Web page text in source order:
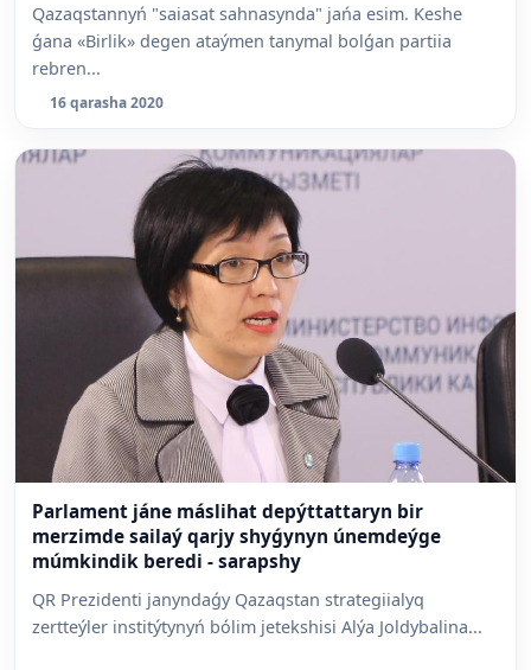
Qazaqstannyń "saiasat sahnasynda" jańa esim. Keshe
ǵana «Birlik» degen ataýmen tanymal bolǵan partiia
rebren...
16 qarasha 2020
Parlament jáne máslihat depýttattaryn bir
merzimde sailaý qarjy shyǵynyn únemdeýge
múmkindik beredi - sarapshy
QR Prezidenti janyndaǵy Qazaqstan strategiialyq
zertteýler institýtynyń bólim jetekshisi Alýa Joldybalina...